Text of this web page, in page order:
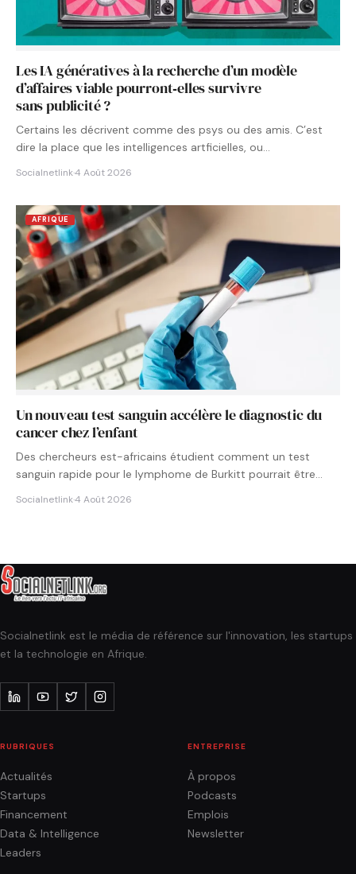
Les IA génératives à la recherche d’un modèle
d’affaires viable pourront‑elles survivre
sans publicité ?
Certains les décrivent comme des psys ou des amis. C’est
dire la place que les intelligences artficielles, ou…
Socialnetlink·4 Août 2026
AFRIQUE
Un nouveau test sanguin accélère le diagnostic du
cancer chez l’enfant
Des chercheurs est-africains étudient comment un test
sanguin rapide pour le lymphome de Burkitt pourrait être
Socialnetlink·4 Août 2026
Socialnetlink est le média de référence sur l'innovation, les startups
et la technologie en Afrique.
RUBRIQUES
Actualités
Startups
Financement
Data & Intelligence
Leaders
ENTREPRISE
À propos
Podcasts
Emplois
Newsletter